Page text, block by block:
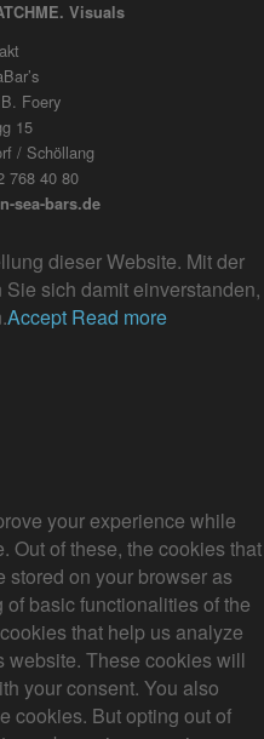
Visuals
Foery
15
/ Schöllang
768 40 80
sea-bars.de
dieser Website. Mit der
sich damit einverstanden,
Accept Read more
your experience while
Out of these, the cookies that
stored on your browser as
basic functionalities of the
that help us analyze
website. These cookies will
your consent. You also
cookies. But opting out of